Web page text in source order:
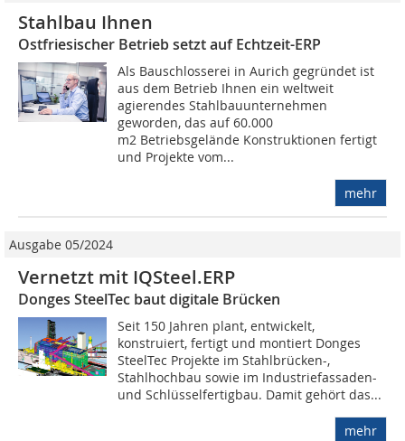
Stahlbau Ihnen
Ostfriesischer Betrieb setzt auf Echtzeit-ERP
Als Bauschlosserei in Aurich gegründet ist
aus dem Betrieb Ihnen ein weltweit
agierendes Stahlbauunternehmen
geworden, das auf 60.000
m2 Betriebsgelände Konstruktionen fertigt
und Projekte vom...
mehr
Ausgabe 05/2024
Vernetzt mit IQSteel.ERP
Donges SteelTec baut digitale Brücken
Seit 150 Jahren plant, entwickelt,
konstruiert, fertigt und montiert Donges
SteelTec Projekte im Stahlbrücken-,
Stahlhochbau sowie im Industriefassaden-
und Schlüsselfertigbau. Damit gehört das...
mehr